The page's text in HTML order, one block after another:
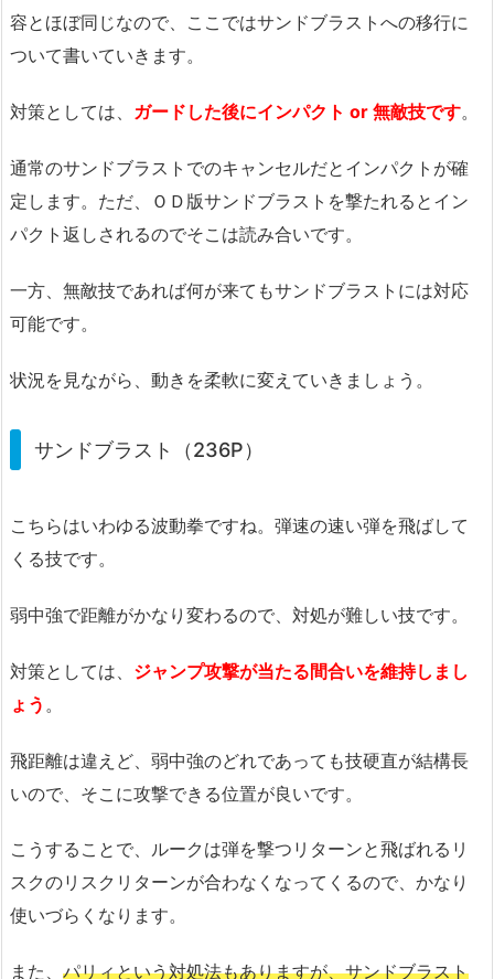
容とほぼ同じなので、ここではサンドブラストへの移行に
ついて書いていきます。
対策としては、 ガードした後にインパクト or 無敵技です。
通常のサンドブラストでのキャンセルだとインパクトが確
定します。ただ、ＯＤ版サンドブラストを撃たれるとイン
パクト返しされるのでそこは読み合いです。
一方、無敵技であれば何が来てもサンドブラストには対応
可能です。
状況を見ながら、動きを柔軟に変えていきましょう。
サンドブラスト（236P）
こちらはいわゆる波動拳ですね。弾速の速い弾を飛ばして
くる技です。
弱中強で距離がかなり変わるので、対処が難しい技です。
対策としては、 ジャンプ攻撃が当たる間合いを維持しまし
ょう 。
飛距離は違えど、弱中強のどれであっても技硬直が結構長
いので、そこに攻撃できる位置が良いです。
こうすることで、ルークは弾を撃つリターンと飛ばれるリ
スクのリスクリターンが合わなくなってくるので、かなり
使いづらくなります。
また、 パリィという対処法もありますが、サンドブラスト